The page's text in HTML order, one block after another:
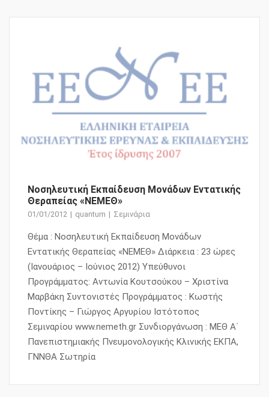
Νοσηλευτική Εκπαίδευση Μονάδων Εντατικής
Θεραπείας «ΝΕΜΕΘ»
01/01/2012 quantum Σεμινάρια
Θέμα : Νοσηλευτική Εκπαίδευση Μονάδων
Εντατικής Θεραπείας «ΝΕΜΕΘ» Διάρκεια : 23 ώρες
(Ιανουάριος – Ιούνιος 2012) Υπεύθυνοι
Προγράμματος: Αντωνία Κουτσούκου – Χριστίνα
Μαρβάκη Συντονιστές Προγράμματος : Κωστής
Ποντίκης – Γιώργος Αργυρίου Ιστότοπος
Σεμιναρίου www.nemeth.gr Συνδιοργάνωση : ΜΕΘ Α΄
Πανεπιστημιακής Πνευμονολογικής Κλινικής ΕΚΠΑ,
ΓΝΝΘΑ Σωτηρία